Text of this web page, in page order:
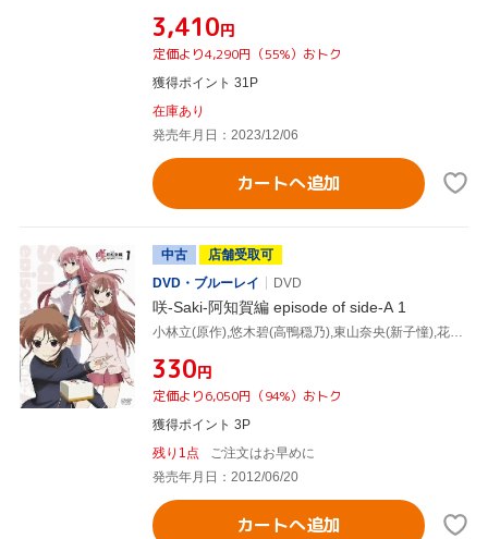
¥3,410円
定価より4,290円（55%）おトク
獲得ポイント 31P
在庫あり
発売年月日：2023/12/06
カートへ追加
中古
店舗受取可
DVD・ブルーレイ
DVD
咲-Saki-阿知賀編 episode of side-A 1
小林立(原作),悠木碧(高鴨穏乃),東山奈央(新子憧),花澤香菜(松実玄),佐々木政勝(キャラクターデザイン、総作画監督),渡辺剛(音楽)
¥330円
定価より6,050円（94%）おトク
獲得ポイント 3P
残り1点
ご注文はお早めに
発売年月日：2012/06/20
カートへ追加